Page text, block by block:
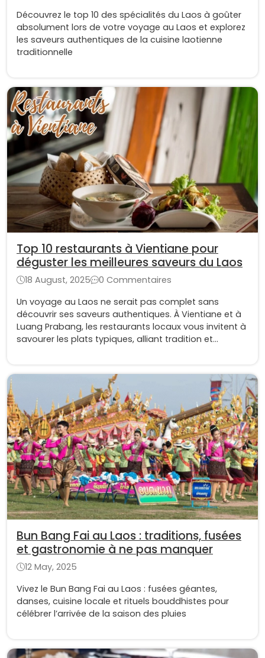
Découvrez le top 10 des spécialités du Laos à goûter
absolument lors de votre voyage au Laos et explorez
les saveurs authentiques de la cuisine laotienne
traditionnelle
Top 10 restaurants à Vientiane pour
déguster les meilleures saveurs du Laos
18 August, 2025
0 Commentaires
Un voyage au Laos ne serait pas complet sans
découvrir ses saveurs authentiques. À Vientiane et à
Luang Prabang, les restaurants locaux vous invitent à
savourer les plats typiques, alliant tradition et
Bun Bang Fai au Laos : traditions, fusées
et gastronomie à ne pas manquer
12 May, 2025
Vivez le Bun Bang Fai au Laos : fusées géantes,
danses, cuisine locale et rituels bouddhistes pour
célébrer l’arrivée de la saison des pluies